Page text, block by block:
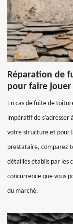
Réparation de
pour faire jouer
En cas de fuite de
impératif de s’adresser
votre structure et pour
prestataire, comparez
détaillés établis par les
concurrence que vous
du marché.